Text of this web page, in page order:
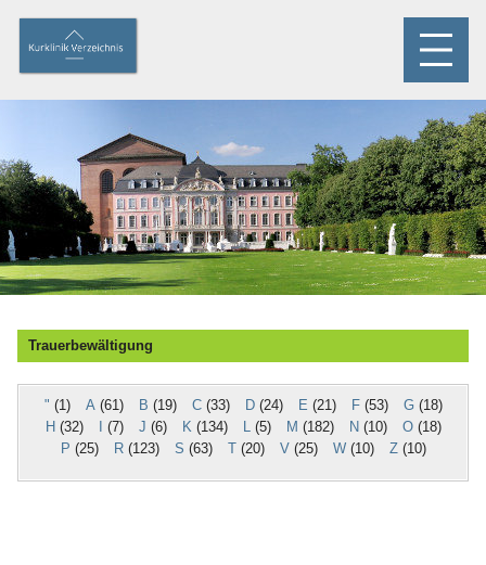
Trauerbewältigung
" (1) A(61) B (19) C(33) D(24) E (21) F(53) G(18)
H (32) (7) J (6) K(134) L(5) M (182) N (10) O(18)
P (25) R(123) S (63) T(20) V(25) W(10) Z(10)